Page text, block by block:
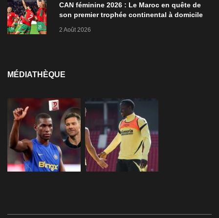
CAN féminine 2026 : Le Maroc en quête de
son premier trophée continental à domicile
2 Août 2026
MÉDIATHÈQUE